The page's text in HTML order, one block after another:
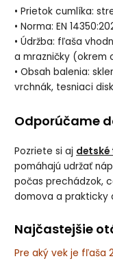
• Prietok cumlíka:
• Norma: EN
• Údržba: fľaša
a mrazničky (okrem
• Obsah balenia:
vrchnák, tesniaci
Odporúčame
Pozriete si aj
pomáhajú udržať
počas prechádzok,
domova a prakticky
Najčastejšie
Pre aký vek je fľaša